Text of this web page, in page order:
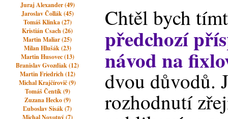
Juraj Alexander (49)
Jaroslav Čollák (45)
Tomáš Klinka (27)
Kristián Csach (26)
Martin Maliar (25)
Milan Hlušák (23)
Martin Husovec (13)
Branislav Gvozdiak (12)
Martin Friedrich (12)
Michal Krajčírovič (9)
Tomáš Čentík (9)
Zuzana Hecko (9)
Ľuboslav Sisák (7)
Michal Novotný (7)
Chtěl bych
předchozí
návod na
dvou důvodů.
rozhodnutí